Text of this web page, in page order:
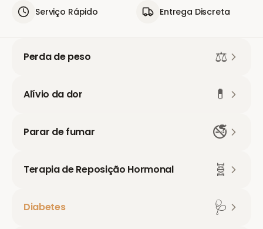
Serviço Rápido Entrega Discreta
Perda de peso ⚖️
Alívio da dor 💊
Parar de fumar 🚭
Terapia de Reposição Hormonal 🧬
Diabetes 🩺